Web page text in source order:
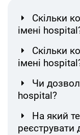
Скільки
імені
Скільки
імені
Чи
hospital?
На який
реєструвати